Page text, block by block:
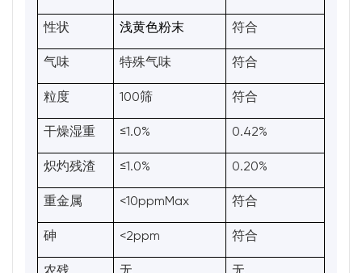
性状 浅黄色粉末 符合
气味 特殊气味 符合
粒度 100筛 符合
干燥湿重 ≤1.0% 0.42%
炽灼残渣 ≤1.0% 0.20%
重金属 <10ppmMax 符合
砷 <2ppm 符合
农残 无 无